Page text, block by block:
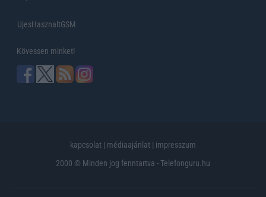
UjesHasznaltGSM
Kövessen minket!
kapcsolat | médiaajánlat | impresszum
2000 © Minden jog fenntartva - Telefonguru.hu